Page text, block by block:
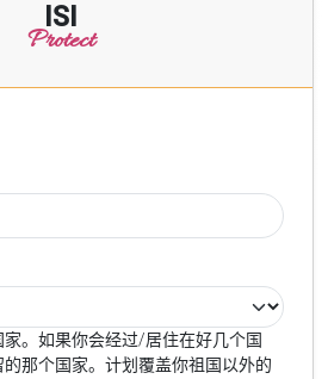
ISI
Protect
。如果你会经过/居住在好几个国
那个国家。计划覆盖你祖国以外的